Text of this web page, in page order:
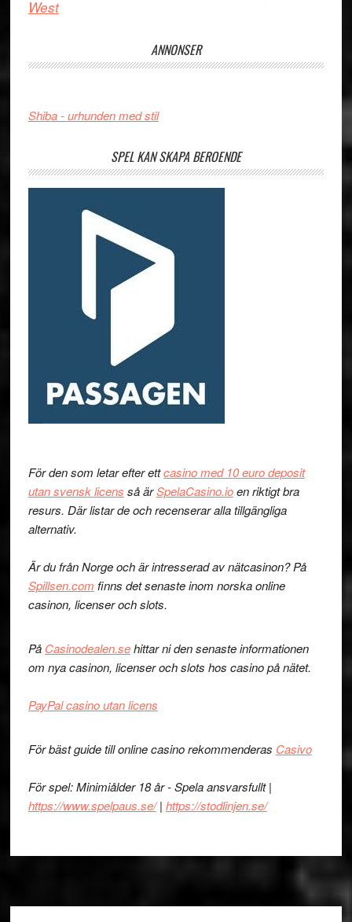
West
ANNONSER
Shiba - urhunden med stil
SPEL KAN SKAPA BEROENDE
För den som letar efter ettcasino med 10 euro deposit
utan svensk licens så ärSpelaCasino.ioen riktigt bra
resurs. Där listar de och recenserar alla tillgängliga
alternativ.
Är du från Norge och är intresserad av nätcasinon? På
Spillsen.com finns det senaste inom norska online
casinon, licenser och slots.
På Casinodealen.sehittar ni den senaste informationen
om nya casinon, licenser och slots hos casino på nätet.
PayPal casino utan licens
För bäst guide till online casino rekommenderas Casivo
För spel: Minimiålder 18 år - Spela ansvarsfullt |
https://www.spelpaus.se/| https://stodlinjen.se/